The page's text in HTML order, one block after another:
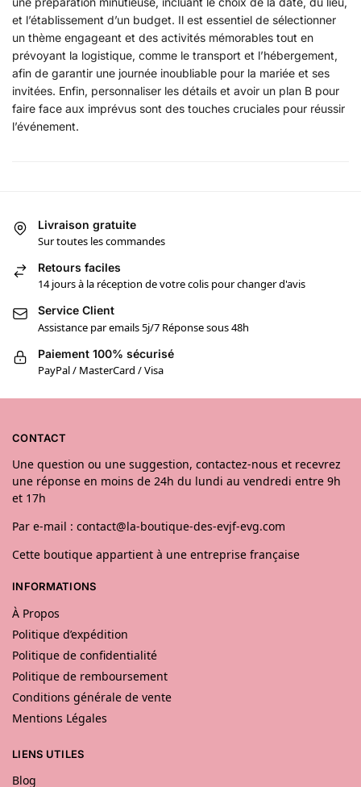
et l’établissement d’un budget. Il est essentiel de sélectionner
un thème engageant et des activités mémorables tout en
prévoyant la logistique, comme le transport et l’hébergement,
afin de garantir une journée inoubliable pour la mariée et ses
invitées. Enfin, personnaliser les détails et avoir un plan B pour
faire face aux imprévus sont des touches cruciales pour réussir
l’événement.
Livraison gratuite
Sur toutes les commandes
Retours faciles
14 jours à la réception de votre colis pour changer d'avis
Service Client
Assistance par emails 5j/7 Réponse sous 48h
Paiement 100% sécurisé
PayPal / MasterCard / Visa
CONTACT
Une question ou une suggestion, contactez-nous et recevrez
une réponse en moins de 24h du lundi au vendredi entre 9h
et 17h
Par e-mail : contact@la-boutique-des-evjf-evg.com
Cette boutique appartient à une entreprise française
INFORMATIONS
À Propos
Politique d’expédition
Politique de confidentialité
Politique de remboursement
Conditions générale de vente
Mentions Légales
LIENS UTILES
Blog